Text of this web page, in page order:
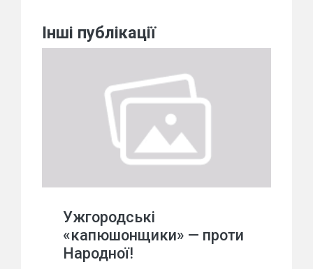
Інші публікації
Ужгородські
«капюшонщики» — проти
Народної!